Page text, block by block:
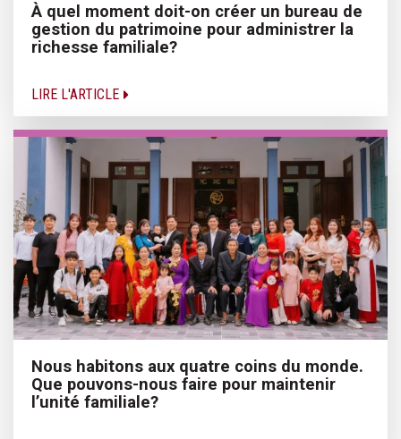
À quel moment doit-on créer un bureau de
gestion du patrimoine pour administrer la
richesse familiale?
LIRE L'ARTICLE
Nous habitons aux quatre coins du monde.
Que pouvons-nous faire pour maintenir
l’unité familiale?